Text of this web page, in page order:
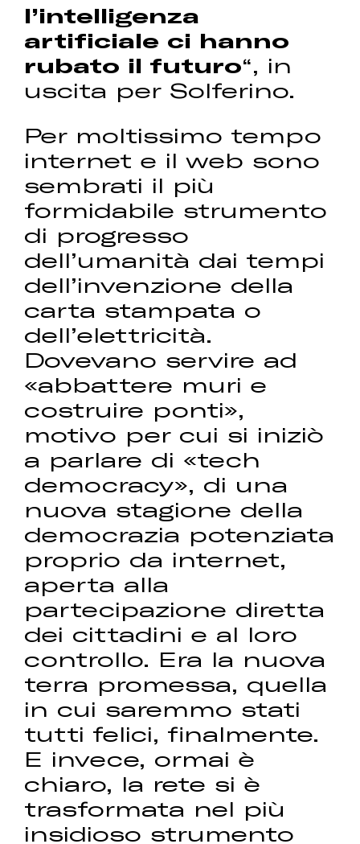
l’intelligenza
artificiale ci hanno
rubato il futuro“, in
uscita per Solferino.
Per moltissimo tempo
internet e il web sono
sembrati il più
formidabile strumento
di progresso
dell’umanità dai tempi
dell’invenzione della
carta stampata o
dell’elettricità.
Dovevano servire ad
«abbattere muri e
costruire ponti»,
motivo per cui si iniziò
a parlare di «tech
democracy», di una
nuova stagione della
democrazia potenziata
proprio da internet,
aperta alla
partecipazione diretta
dei cittadini e al loro
controllo. Era la nuova
terra promessa, quella
in cui saremmo stati
tutti felici, finalmente.
E invece, ormai è
chiaro, la rete si è
trasformata nel più
insidioso strumento